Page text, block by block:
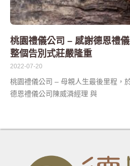
桃園禮儀公司 – 感謝德恩禮
整個告別式莊嚴隆重
2022-07-20
桃園禮儀公司 – 母親人生最後里程，
德恩禮儀公司陳威潾經理 與